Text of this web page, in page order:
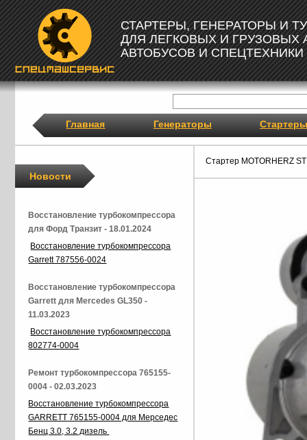
СТАРТЕРЫ, ГЕНЕРАТОРЫ И
ДЛЯ ЛЕГКОВЫХ И ГРУЗОВЫХ
АВТОБУСОВ И СПЕЦТЕХНИКИ
Главная Генераторы Стартеры
Стартер MOTORHERZ
Новости
Восстановление турбокомпрессора
для Форд Транзит - 18.01.2024
Восстановление турбокомпрессора
Garrett 787556-0024
Восстановление турбокомпрессора
Garrett для Mercedes GL350 -
11.03.2023
Восстановление турбокомпрессора
802774-0004
Ремонт турбокомпрессора 765155-
0004 - 02.03.2023
Восстановление турбокомпрессора
GARRETT 765155-0004 для Мерседес
Бенц 3.0, 3.2 дизель